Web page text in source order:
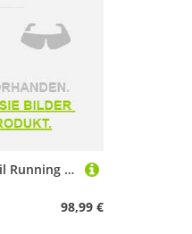
Nnormal Kjerag Trail Running Shoes Schwarz EU 44 2/3 Mann
98,99 €